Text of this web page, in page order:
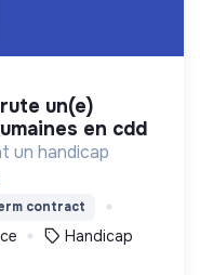
en cdd
un handicap
contract
Handicap